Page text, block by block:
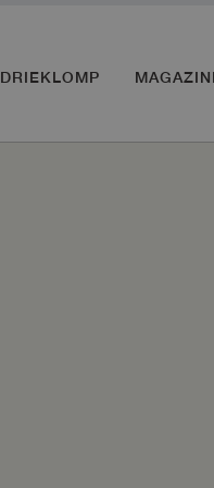
DRIEKLOMP